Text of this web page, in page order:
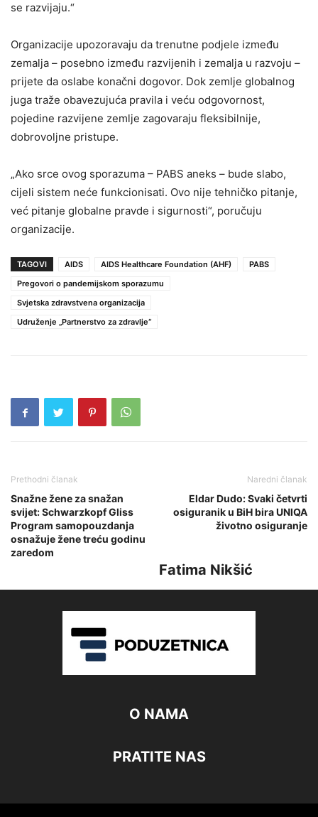
se razvijaju.“
Organizacije upozoravaju da trenutne podjele između
zemalja – posebno između razvijenih i zemalja u razvoju –
prijete da oslabe konačni dogovor. Dok zemlje globalnog
juga traže obavezujuća pravila i veću odgovornost,
pojedine razvijene zemlje zagovaraju fleksibilnije,
dobrovoljne pristupe.
„Ako srce ovog sporazuma – PABS aneks – bude slabo,
cijeli sistem neće funkcionisati. Ovo nije tehničko pitanje,
već pitanje globalne pravde i sigurnosti“, poručuju
organizacije.
TAGOVI AIDS AIDS Healthcare Foundation (AHF)
PABS
Pregovori o pandemijskom sporazumu
Svjetska zdravstvena organizacija
Udruženje „Partnerstvo za zdravlje“
Prethodni članak
Snažne žene za snažan
svijet: Schwarzkopf Gliss
Program samopouzdanja
osnažuje žene treću godinu
zaredom
Naredni članak
Eldar Dudo: Svaki četvrti
osiguranik u BiH bira UNIQA
životno osiguranje
Fatima Nikšić
O NAMA
PRATITE NAS